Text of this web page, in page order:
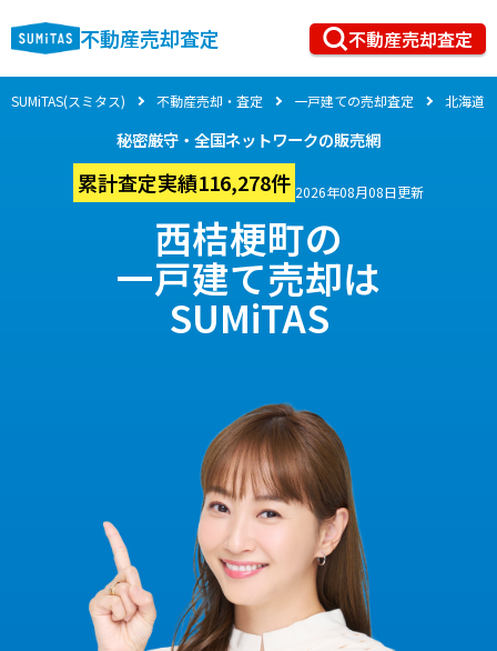
不動産売却査定 不動産売却査定
SUMiTAS(スミタス) 不動産売却・査定 一戸建ての売却査定 北海道
秘密厳守・全国ネットワークの販売網
累計査定実績116,278件 2026年08月08日更新
西桔梗町の
一戸建て売却は
SUMiTAS